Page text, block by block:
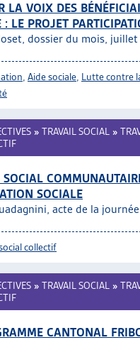
LA VOIX DES
: LE PROJET
dossier du mois, juillet
Aide sociale Lutte contre
» TRAVAIL SOCIAL »
SOCIALE
acte de la
collectif
» TRAVAIL SOCIAL »
CANTONAL